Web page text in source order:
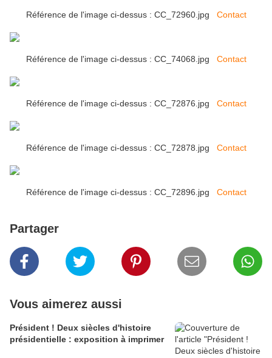
Référence de l'image ci-dessus : CC_72960.jpg Contact
Référence de l'image ci-dessus : CC_74068.jpg Contact
Référence de l'image ci-dessus : CC_72876.jpg Contact
Référence de l'image ci-dessus : CC_72878.jpg Contact
Référence de l'image ci-dessus : CC_72896.jpg Contact
Partager
Vous aimerez aussi
Président ! Deux siècles d'histoire
présidentielle : exposition à imprimer